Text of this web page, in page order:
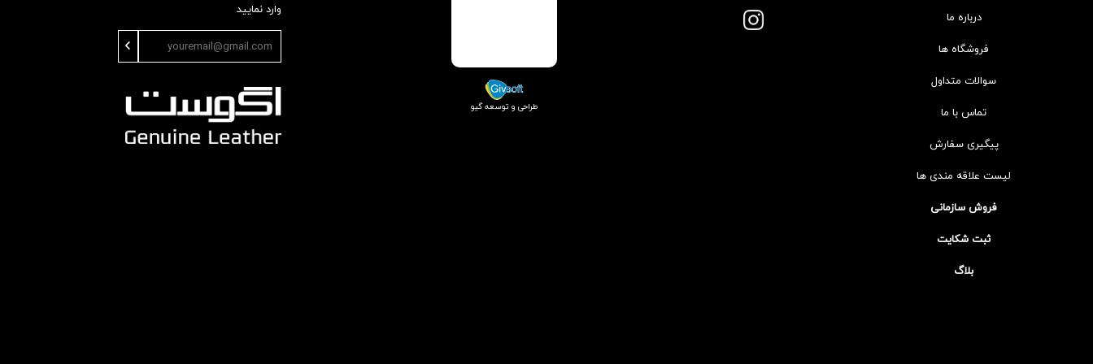
درباره ما
فروشگاه ها
سوالات متداول
تماس با ما
پیگیری سفارش
لیست علاقه مندی ها
فروش سازمانی
ثبت شکایت
بلاگ
طراحی و توسعه گیو
وارد نمایید